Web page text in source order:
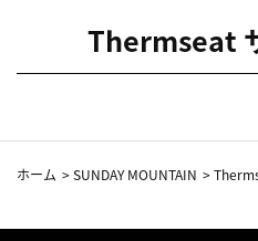
Thermseat
ホーム >SUNDAY MOUNTAIN >